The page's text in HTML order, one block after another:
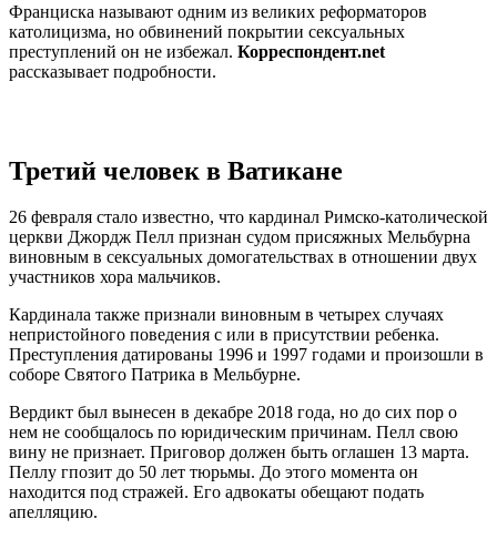
Франциска называют одним из великих реформаторов
католицизма, но обвинений покрытии сексуальных
преступлений он не избежал. Корреспондент.net
рассказывает подробности.
Третий человек в Ватикане
26 февраля стало известно, что кардинал Римско-католической
церкви Джордж Пелл признан судом присяжных Мельбурна
виновным в сексуальных домогательствах в отношении двух
участников хора мальчиков.
Кардинала также признали виновным в четырех случаях
непристойного поведения с или в присутствии ребенка.
Преступления датированы 1996 и 1997 годами и произошли в
соборе Святого Патрика в Мельбурне.
Вердикт был вынесен в декабре 2018 года, но до сих пор о
нем не сообщалось по юридическим причинам. Пелл свою
вину не признает. Приговор должен быть оглашен 13 марта.
Пеллу гпозит до 50 лет тюрьмы. До этого момента он
находится под стражей. Его адвокаты обещают подать
апелляцию.